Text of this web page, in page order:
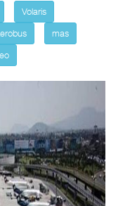
Volaris
mas